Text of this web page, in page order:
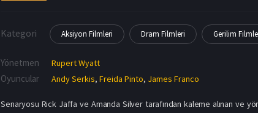
Kategori Aksiyon Filmleri Dram Filmleri Gerilim
Yönetmen Rupert Wyatt
Oyuncular Andy Serkis,Freida Pinto, James Franco
Senaryosu Rick Jaffa ve Amanda Silver tarafından kaleme alınan ve